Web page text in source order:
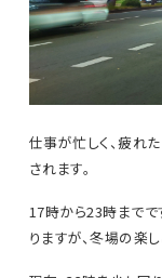
仕事が忙しく、疲れ
されます。
17時から23時まで
りますが、冬場の楽